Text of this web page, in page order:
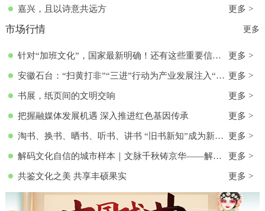
嘉兴，且以诗意共远方 更多 >
市场行情 更多
针对“加班文化”，国家最新明确！还有这些重要信息→ 更多 >
安徽石台：“扫黄打非”“三进”行动为产业发展注入“清流” 更多 >
书展，纸页间的文明交响 更多 >
把握融媒体发展机遇 深入推进红色基因传承 更多 >
淘书、换书、晒书、听书、讲书 “旧书新知”成为新文化时尚 更多 >
解码文化自信的城市样本｜文脉千秋铸京华——解码首都北京的文化自信样本 更多 >
共鉴文化之美 共享丰硕果实 更多 >